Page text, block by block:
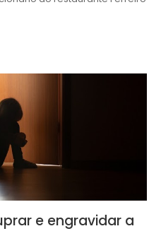
e engravidar a